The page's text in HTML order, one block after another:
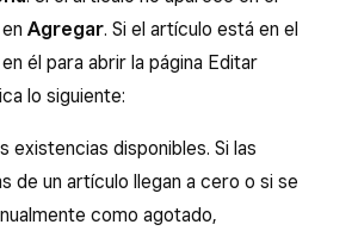
Agregar. Si el artículo está en el
él para abrir la página Editar
lo siguiente:
existencias disponibles. Si las
de un artículo llegan a cero o si se
como agotado,